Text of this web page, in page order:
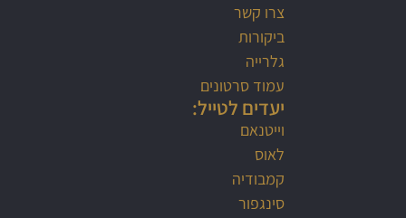
צרו קשר
ביקורות
גלרייה
עמוד סרטונים
יעדים לטייל:
וייטנאם
לאוס
קמבודיה
סינגפור